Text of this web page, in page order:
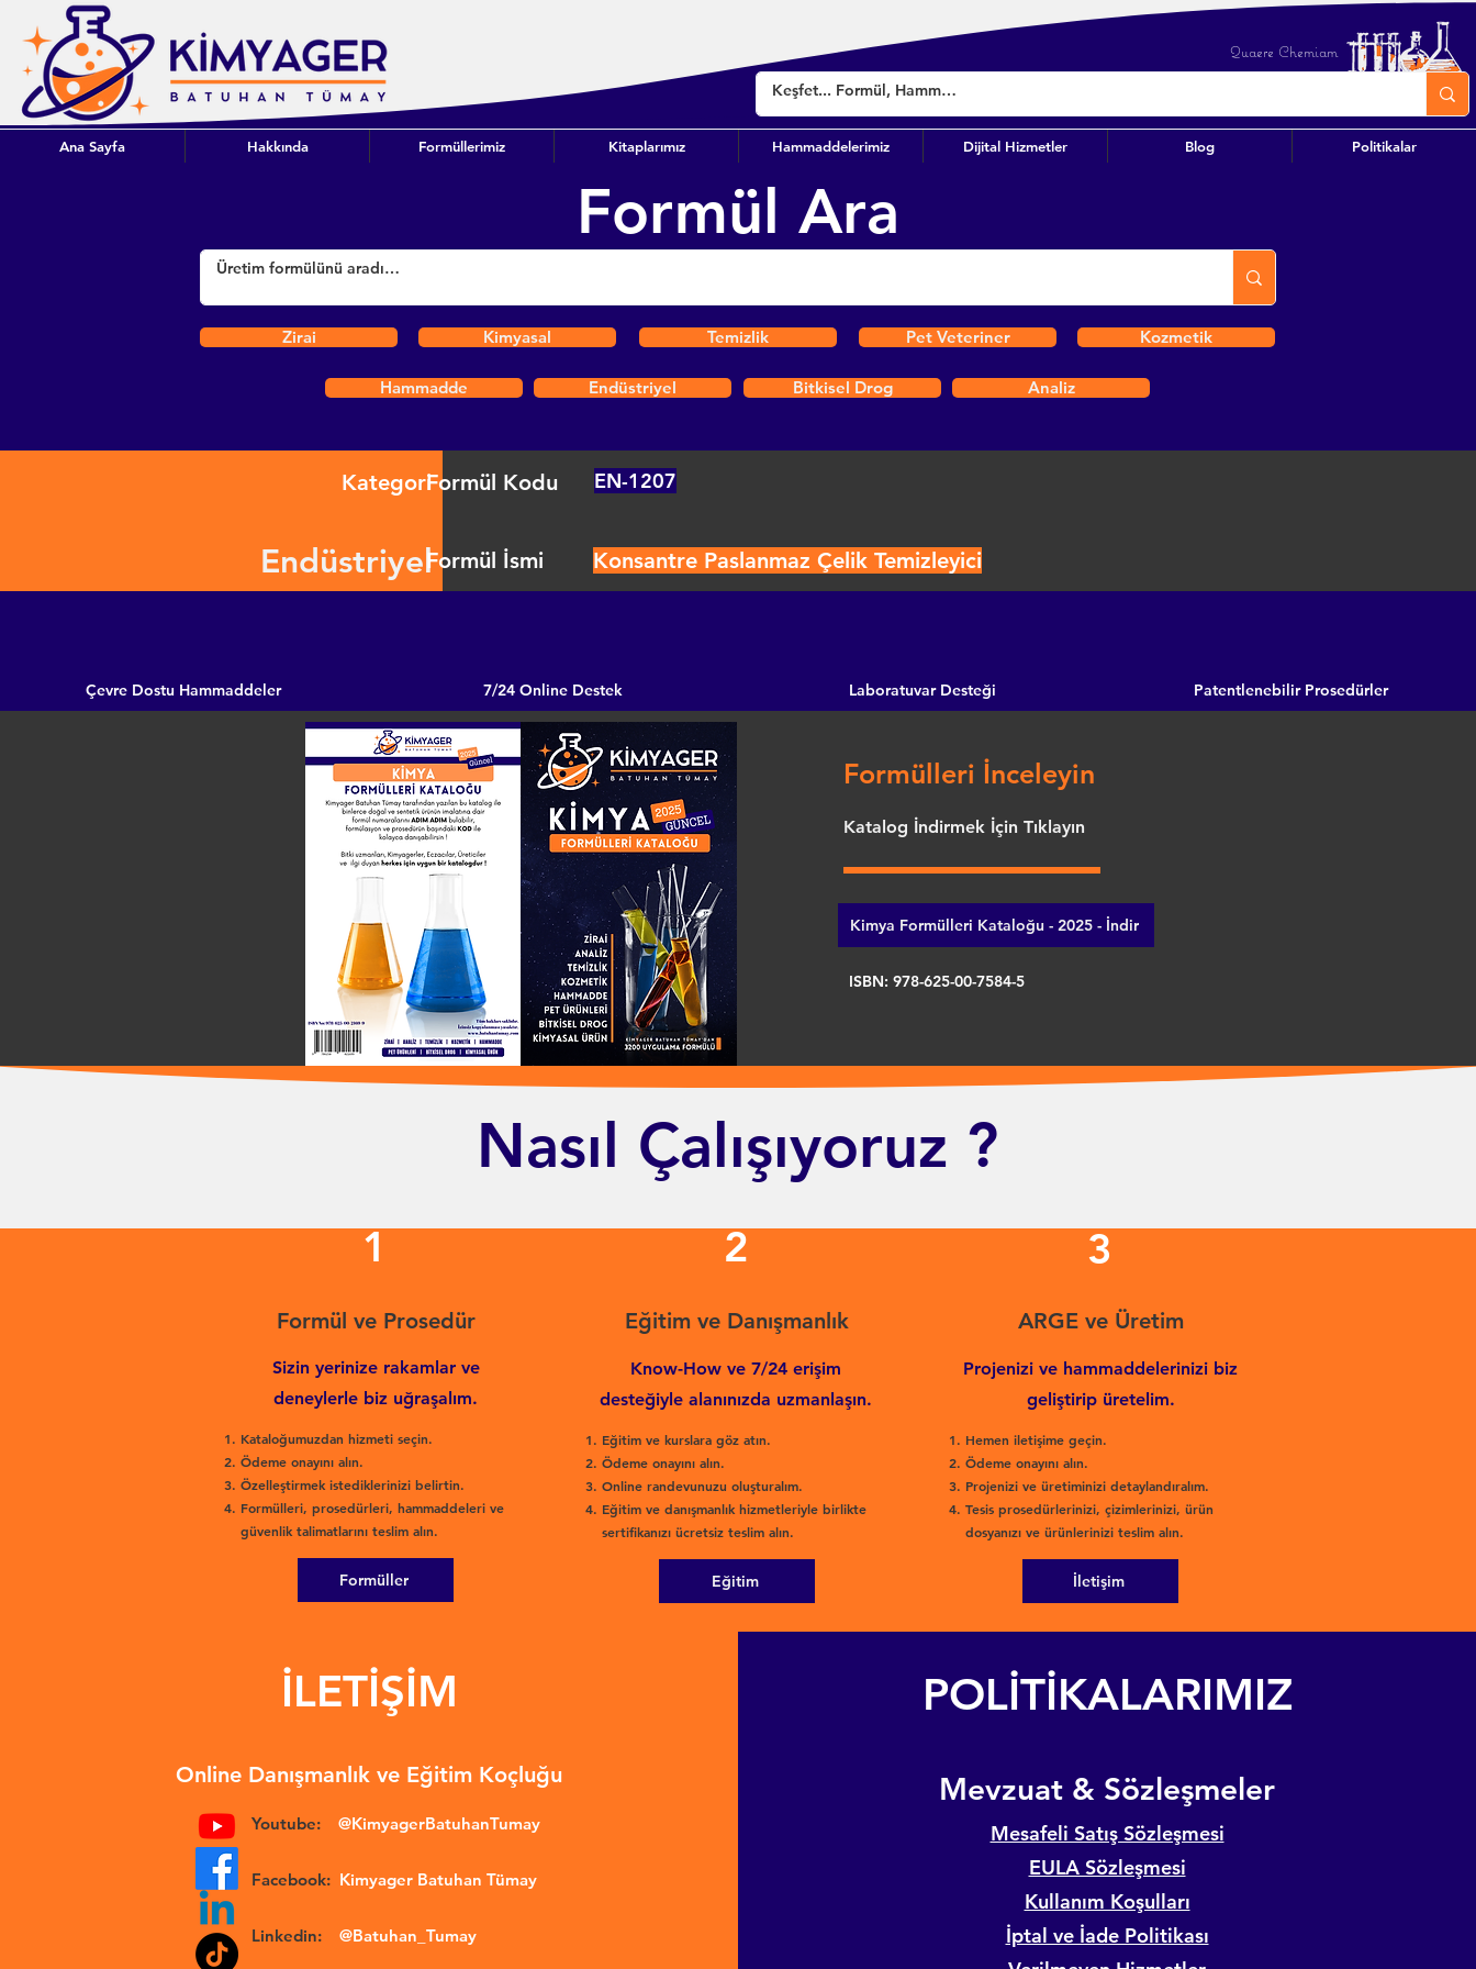
Quaere Chemiam
Ana Sayfa Hakkında Formüllerimiz Kitaplarımız Hammaddelerimiz Dijital Hizmetler Blog Politikalar
Formül Ara
Zirai Kimyasal Temizlik Pet Veteriner Kozmetik
Hammadde Endüstriyel Bitkisel Drog Analiz
Kategori
Endüstriyel
Formül Kodu EN-1207
Formül İsmi Konsantre Paslanmaz Çelik Temizleyici
Çevre Dostu Hammaddeler 7/24 Online Destek Laboratuvar Desteği Patentlenebilir Prosedürler
Formülleri İnceleyin
Katalog İndirmek İçin Tıklayın
Kimya Formülleri Kataloğu - 2025 - İndir
ISBN: 978-625-00-7584-5
Nasıl Çalışıyoruz ?
1
Formül ve Prosedür
Sizin yerinize rakamlar ve
deneylerle biz uğraşalım.
Kataloğumuzdan hizmeti seçin.
Ödeme onayını alın.
Özelleştirmek istediklerinizi belirtin.
Formülleri, prosedürleri, hammaddeleri ve
güvenlik talimatlarını teslim alın.
Formüller
2
Eğitim ve Danışmanlık
Know-How ve 7/24 erişim
desteğiyle alanınızda uzmanlaşın.
Eğitim ve kurslara göz atın.
Ödeme onayını alın.
Online randevunuzu oluşturalım.
Eğitim ve danışmanlık hizmetleriyle birlikte
sertifikanızı ücretsiz teslim alın.
Eğitim
3
ARGE ve Üretim
Hemen iletişime geçin.
Ödeme onayını alın.
Projenizi ve üretiminizi detaylandıralım.
Tesis prosedürlerinizi, çizimlerinizi, ürün
dosyanızı ve ürünlerinizi teslim alın.
Projenizi ve hammaddelerinizi biz
geliştirip üretelim.
İletişim
İLETİŞİM
Online Danışmanlık ve Eğitim Koçluğu
Youtube: @KimyagerBatuhanTumay
Facebook: Kimyager Batuhan Tümay
Linkedin: @Batuhan_Tumay
POLİTİKALARIMIZ
​Mevzuat & Sözleşmeler
Mesafeli Satış Sözleşmesi
EULA Sözleşmesi
Kullanım Koşulları
İptal ve İade Politikası